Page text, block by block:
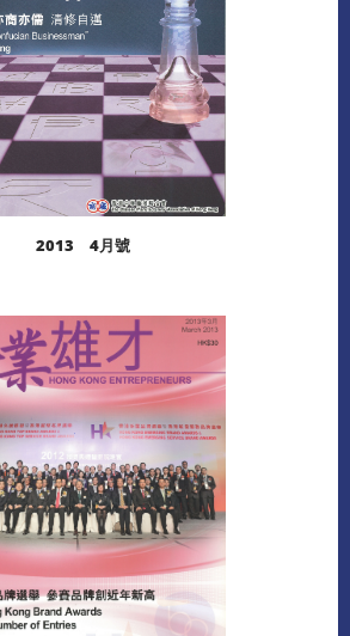
閱讀更多
2013 4月號